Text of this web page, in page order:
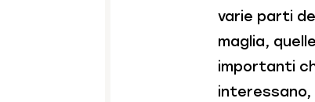
varie parti
maglia,
importanti